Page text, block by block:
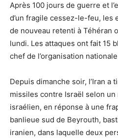
Après 100 jours de guerre et
d’un fragile cessez-le-feu, les
de nouveau retenti à Téhéran
lundi. Les attaques ont fait 15
chef de l’organisation
Depuis dimanche soir, l’Iran a
missiles contre Israël selon
israélien, en réponse à une
banlieue sud de Beyrouth,
iranien, dans laquelle deux